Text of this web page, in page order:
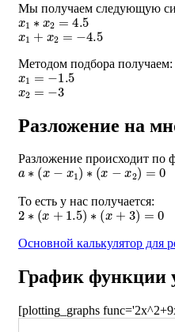
Мы получаем следующую
x1∗x2=4.5
x1 + x2 =− 4.5
Методом подбора получаем:
x1=−1.5
x2 =−
Разложение на
Разложение происходит по
a ∗(x−x1)∗ (x−x2)=0
То есть у нас получается:
2∗(x+1.5)∗ (x+3)=0
Основной калькулятор для
График функции
[plotting_graphs